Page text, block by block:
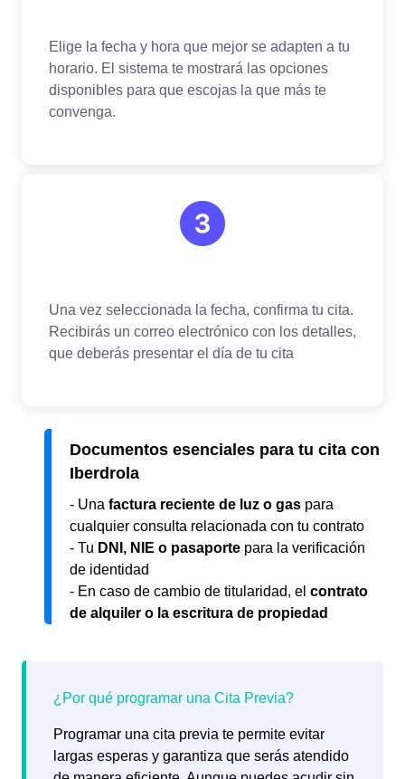
Documentos esenciales para tu cita con
Iberdrola
- Una factura reciente de luz o gas para
cualquier consulta relacionada con tu contrato
- Tu DNI, NIE o pasaporte para la verificación
de identidad
- En caso de cambio de titularidad, el contrato
de alquiler o la escritura de propiedad
Programar una cita previa te permite evitar
largas esperas y garantiza que serás atendido